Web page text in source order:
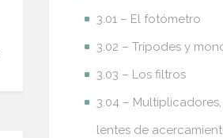
3.01 – El fotómetro
3.02 – Trípodes y
3.03 – Los filtros
3.04 –
lentes de